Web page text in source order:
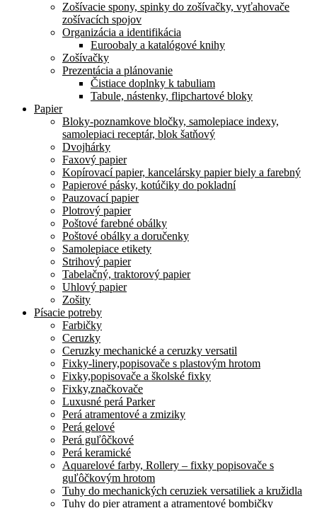
Zošívacie spony, spinky do zošívačky, vyťahovače
zošívacích spojov
Organizácia a identifikácia
Euroobaly a katalógové knihy
Zošívačky
Prezentácia a plánovanie
Čistiace doplnky k tabuliam
Tabule, nástenky, flipchartové bloky
Papier
Bloky-poznamkove bločky, samolepiace indexy,
samolepiaci receptár, blok šatňový
Dvojhárky
Faxový papier
Kopírovací papier, kancelársky papier biely a farebný
Papierové pásky, kotúčiky do pokladní
Pauzovací papier
Plotrový papier
Poštové farebné obálky
Poštové obálky a doručenky
Samolepiace etikety
Strihový papier
Tabelačný, traktorový papier
Uhlový papier
Zošity
Písacie potreby
Farbičky
Ceruzky
Ceruzky mechanické a ceruzky versatil
Fixky-linery,popisovače s plastovým hrotom
Fixky,popisovače a školské fixky
Fixky,značkovače
Luxusné perá Parker
Perá atramentové a zmiziky
Perá gelové
Perá guľôčkové
Perá keramické
Aquarelové farby, Rollery – fixky popisovače s
guľôčkovým hrotom
Tuhy do mechanických ceruziek versatiliek a kružidla
Tuhy do pier atrament a atramentové bombičky